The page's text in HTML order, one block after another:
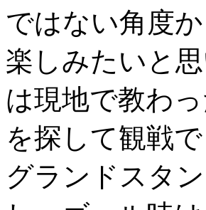
ではない角度
楽しみたいと
は現地で教わ
を探して観戦
グランドスタ